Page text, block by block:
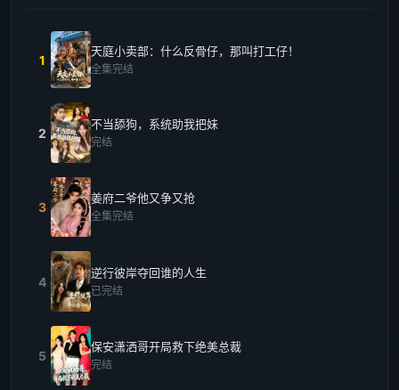
1
天庭小卖部：什么反骨仔，那叫打工仔！
全集完结
2
不当舔狗，系统助我把妹
完结
3
姜府二爷他又争又抢
全集完结
4
逆行彼岸夺回谁的人生
已完结
5
保安潇洒哥开局救下绝美总裁
完结